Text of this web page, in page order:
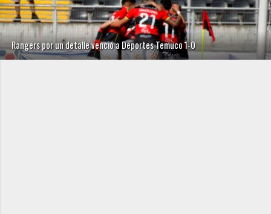
Rangers por un detalle venció a Deportes Temuco 1-0